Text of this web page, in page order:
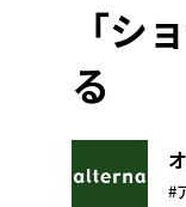
「シ
る
#